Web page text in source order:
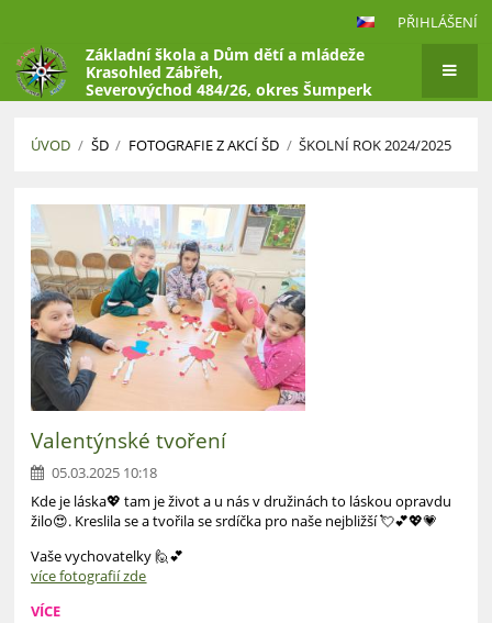
PŘIHLÁŠENÍ
Základní škola a Dům dětí a mládeže
Krasohled Zábřeh,
Severovýchod 484/26, okres Šumperk
ÚVOD / ŠD / FOTOGRAFIE Z AKCÍ ŠD / ŠKOLNÍ ROK 2024/2025
Školní
rok
2024/2025
Valentýnské tvoření
05.03.2025 10:18
Kde je láska💖 tam je život a u nás v družinách to láskou opravdu
žilo😍. Kreslila se a tvořila se srdíčka pro naše nejbližší 💘💕💖💗
Vaše vychovatelky 🙋💕
více fotografií zde
VÍCE